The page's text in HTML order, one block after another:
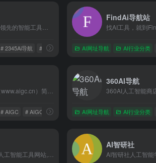
# 2345Ai导航 # AI写作 # AI办公工具
FindAi导航站
AI网址导航 AI行业分类
# AIGC # AIGC导航 # AIGC工具导航
360AI导航
AI网址导航 AI行业分类
AI智研社